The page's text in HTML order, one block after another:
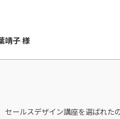
靖子様
ールスデザイン講座を選ばれた